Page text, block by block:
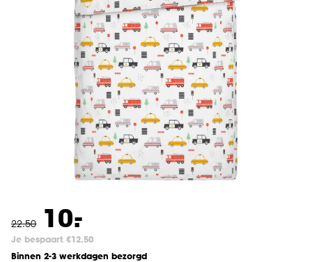
22.50 10.
-
Je bespaart €12.50
Binnen 2-3 werkdagen bezorgd